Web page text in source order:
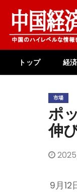
content
トップ 経済
市場
ポ
伸
9月12